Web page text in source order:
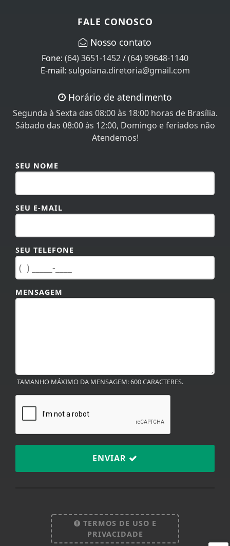
FALE CONOSCO
Nosso contato
Fone: (64) 3651-1452/(64) 99648-1140
E-mail: sulgoiana.diretoria@gmail.com
Horário de atendimento
Segunda à Sexta das 08:00 às 18:00 horas de Brasília.
Sábado das 08:00 às 12:00, Domingo e feriados não
Atendemos!
SEU NOME
SEU E-MAIL
SEU TELEFONE
MENSAGEM
TAMANHO MÁXIMO DA MENSAGEM: 600 CARACTERES.
ENVIAR
TERMOS DE USO E
PRIVACIDADE
experiência de navegação. Ao continuar o acesso,
entendemos que você concorda com nossos Termos
de Uso e Privacidade.